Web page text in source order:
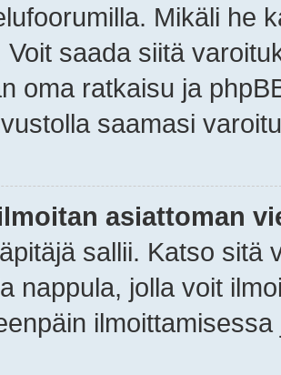
Mikäli he
Voit saada siitä
oma ratkaisu ja
saamasi
asiattoman
sallii. Katso sitä
nappula, jolla voit